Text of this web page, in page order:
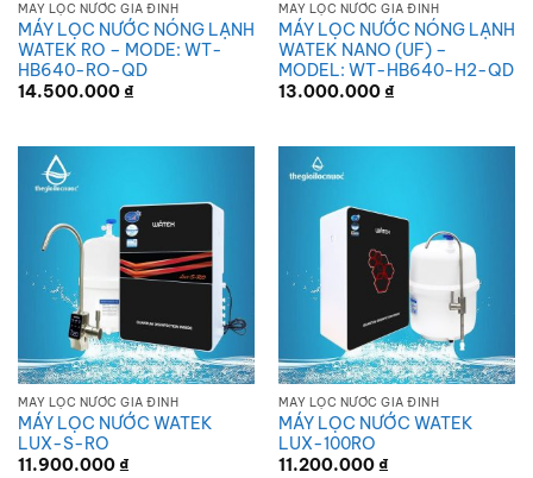
MÁY LỌC NƯỚC GIA ĐÌNH
MÁY LỌC NƯỚC NÓNG LẠNH
WATEK RO – MODE: WT-
HB640-RO-QD
14.500.000₫
MÁY LỌC NƯỚC GIA ĐÌNH
MÁY LỌC NƯỚC NÓNG LẠNH
WATEK NANO (UF) –
MODEL: WT-HB640-H2-QD
13.000.000₫
MÁY LỌC NƯỚC GIA ĐÌNH
MÁY LỌC NƯỚC WATEK
LUX-S-RO
11.900.000₫
MÁY LỌC NƯỚC GIA ĐÌNH
MÁY LỌC NƯỚC WATEK
LUX-100RO
11.200.000₫